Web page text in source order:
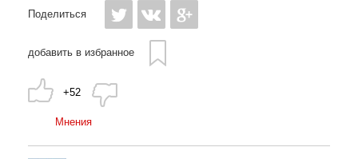
Поделиться
добавить в избранное
+52
Мнения